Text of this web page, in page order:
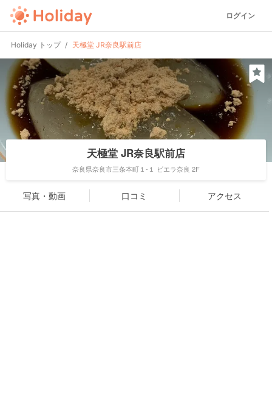
ログイン
Holiday トップ 天極堂 JR奈良駅前店
天極堂 JR奈良駅前店
奈良県奈良市三条本町１-１ ビエラ奈良 2F
写真・動画 口コミ アクセス